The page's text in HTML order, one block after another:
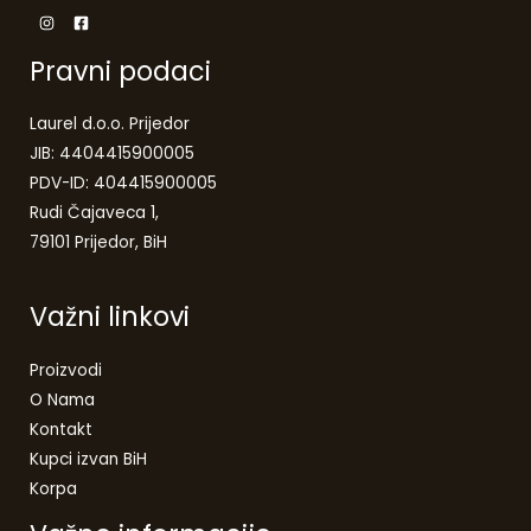
Pravni podaci
Laurel d.o.o. Prijedor
JIB: 4404415900005
PDV-ID: 404415900005
Rudi Čajaveca 1,
79101 Prijedor, BiH
Važni linkovi
Proizvodi
O Nama
Kontakt
Kupci izvan BiH
Korpa